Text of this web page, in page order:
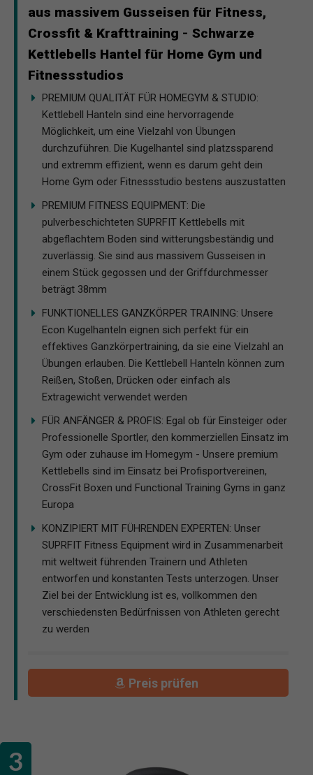
aus massivem Gusseisen für Fitness,
Crossfit & Krafttraining - Schwarze
Kettlebells Hantel für Home Gym und
Fitnessstudios
PREMIUM QUALITÄT FÜR HOMEGYM & STUDIO:
Kettlebell Hanteln sind eine hervorragende
Möglichkeit, um eine Vielzahl von Übungen
durchzuführen. Die Kugelhantel sind platzssparend
und extremm effizient, wenn es darum geht dein
Home Gym oder Fitnessstudio bestens auszustatten
PREMIUM FITNESS EQUIPMENT: Die
pulverbeschichteten SUPRFIT Kettlebells mit
abgeflachtem Boden sind witterungsbeständig und
zuverlässig. Sie sind aus massivem Gusseisen in
einem Stück gegossen und der Griffdurchmesser
beträgt 38mm
FUNKTIONELLES GANZKÖRPER TRAINING: Unsere
Econ Kugelhanteln eignen sich perfekt für ein
effektives Ganzkörpertraining, da sie eine Vielzahl an
Übungen erlauben. Die Kettlebell Hanteln können zum
Reißen, Stoßen, Drücken oder einfach als
Extragewicht verwendet werden
FÜR ANFÄNGER & PROFIS: Egal ob für Einsteiger oder
Professionelle Sportler, den kommerziellen Einsatz im
Gym oder zuhause im Homegym - Unsere premium
Kettlebells sind im Einsatz bei Profisportvereinen,
CrossFit Boxen und Functional Training Gyms in ganz
Europa
KONZIPIERT MIT FÜHRENDEN EXPERTEN: Unser
SUPRFIT Fitness Equipment wird in Zusammenarbeit
mit weltweit führenden Trainern und Athleten
entworfen und konstanten Tests unterzogen. Unser
Ziel bei der Entwicklung ist es, vollkommen den
verschiedensten Bedürfnissen von Athleten gerecht
zu werden
Preis prüfen